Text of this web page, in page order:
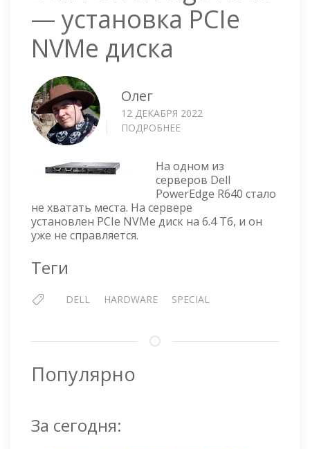
— установка PCIe
NVMe диска
Олег
12 ДЕКАБРЯ 2022
ПОДРОБНЕЕ
R640
—
УСТАНОВКА
PCIE
NVME
На одном из
серверов Dell
PowerEdge R640 стало
не хватать места. На сервере
установлен PCIe NVMe диск на 6.4 Тб, и он
уже не справляется.
Теги
DELL HARDWARE SPECIAL
Популярно
За сегодня: